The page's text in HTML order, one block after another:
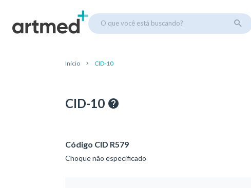
O que você está buscando?
Início CID-10
CID-10
Código CID R579
Choque não especificado